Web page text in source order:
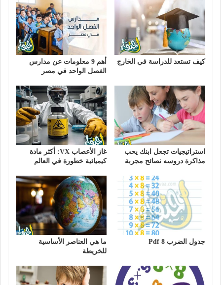
كيف تستعد للدراسة في الخارج
أهم 9 معلومات عن مدارس
الفصل الواحد في مصر
استراتيجيات تجعل ابنك يحب
مذاكرة دروسه نصائح مجربة
غاز الأعصاب VX: أكثر مادة
كيميائية خطورة في العالم
جدول الضرب 8 Pdf
ما هي العناصر الأساسية
للخريطة